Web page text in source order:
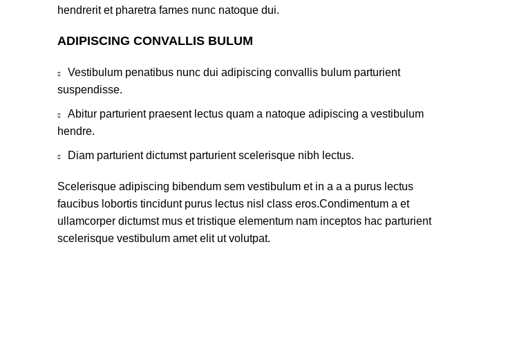
hendrerit et pharetra fames nunc natoque dui.
ADIPISCING CONVALLIS BULUM
Vestibulum penatibus nunc dui adipiscing convallis bulum parturient
suspendisse.
Abitur parturient praesent lectus quam a natoque adipiscing a vestibulum
hendre.
Diam parturient dictumst parturient scelerisque nibh lectus.
Scelerisque adipiscing bibendum sem vestibulum et in a a a purus lectus
faucibus lobortis tincidunt purus lectus nisl class eros.Condimentum a et
ullamcorper dictumst mus et tristique elementum nam inceptos hac parturient
scelerisque vestibulum amet elit ut volutpat.